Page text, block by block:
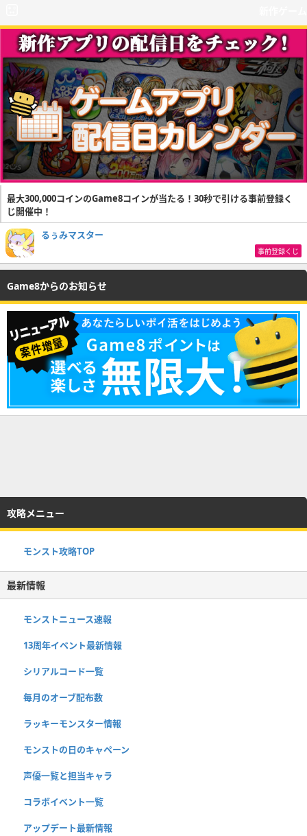
最大300,000コインのGame8コインが当たる！30秒で引ける事前登録く
じ開催中！
るぅみマスター
事前登録くじ
Game8からのお知らせ
攻略メニュー
モンスト攻略TOP
最新情報
モンストニュース速報
13周年イベント最新情報
シリアルコード一覧
毎月のオーブ配布数
ラッキーモンスター情報
モンストの日のキャペーン
声優一覧と担当キャラ
コラボイベント一覧
アップデート最新情報